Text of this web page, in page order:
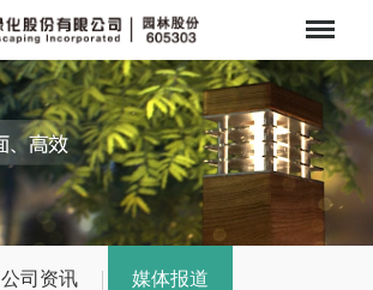
公司资讯 媒体报道